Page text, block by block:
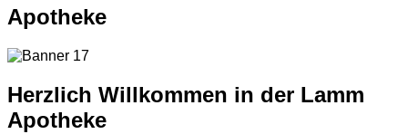
Apotheke
Herzlich Willkommen in der Lamm
Apotheke